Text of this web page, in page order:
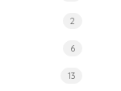
2
6
13